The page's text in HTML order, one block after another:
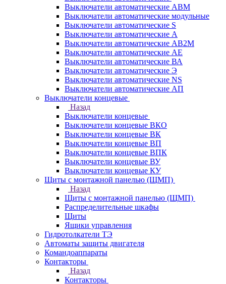
Выключатели автоматические АВМ
Выключатели автоматические модульные
Выключатели автоматические S
Выключатели автоматические А
Выключатели автоматические АВ2М
Выключатели автоматические АЕ
Выключатели автоматические ВА
Выключатели автоматические Э
Выключатели автоматические NS
Выключатели автоматические АП
Выключатели концевые
Назад
Выключатели концевые
Выключатели концевые ВКО
Выключатели концевые ВК
Выключатели концевые ВП
Выключатели концевые ВПК
Выключатели концевые ВУ
Выключатели концевые КУ
Щиты с монтажной панелью (ЩМП)
Назад
Щиты с монтажной панелью (ЩМП)
Распределительные шкафы
Щиты
Ящики управления
Гидротолкатели ТЭ
Автоматы защиты двигателя
Командоаппараты
Контакторы
Назад
Контакторы